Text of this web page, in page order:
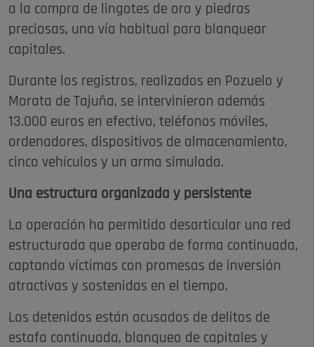
a la compra de lingotes de oro y piedras
preciosas, una vía habitual para blanquear
capitales.
Durante los registros, realizados en Pozuelo y
Morata de Tajuña, se intervinieron además
13.000 euros en efectivo, teléfonos móviles,
ordenadores, dispositivos de almacenamiento,
cinco vehículos y un arma simulada.
Una estructura organizada y persistente
La operación ha permitido desarticular una red
estructurada que operaba de forma continuada,
captando víctimas con promesas de inversión
atractivas y sostenidas en el tiempo.
Los detenidos están acusados de delitos de
estafa continuada, blanqueo de capitales y